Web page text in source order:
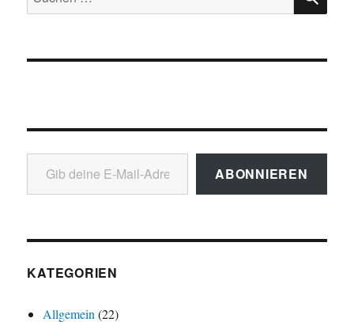
nach:
Gib deine E-Mail-Adresse ein ...
ABONNIEREN
KATEGORIEN
Allgemein(22)